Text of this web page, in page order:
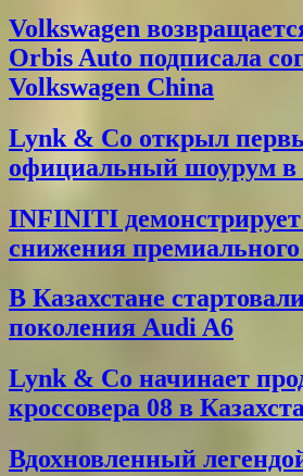
Volkswagen
Orbis Auto подписала
Volkswagen China
Lynk & Co открыл
официальный шоурум
INFINITI
снижения
В Казахстане
поколения Audi A6
Lynk & Co начинает
кроссовера 08 в
Вдохновленный